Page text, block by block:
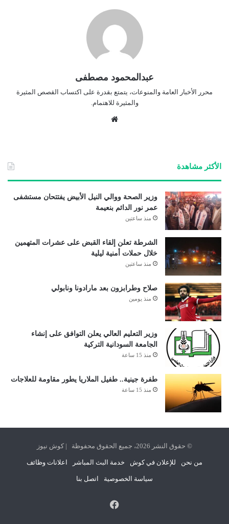
عبدالمحمود مصطفى
محرر الأخبار العامة والمنوعات، يتمتع بقدرة على اكتساب القصص المثيرة
والمثيرة للاهتمام.
الأكثر مشاهدة
وزير الصحة ووالي النيل الأبيض يفتتحان مستشفى
عمر نور الدائم بنعيمة
منذ ساعتين
الشرطة تعلن إلقاء القبض على عشرات المتهمين
خلال حملات أمنية ليلية
منذ ساعتين
صلاح وطرابزون بعد مارادونا ونابولي
منذ يومين
وزير التعليم العالي يعلن التوافق على إنشاء
الجامعة السودانية التركية
منذ 15 ساعة
طفرة جينية.. طفيل الملاريا يطور مقاومة للعلاجات
منذ 15 ساعة
© حقوق النشر 2026، جميع الحقوق محفوظة | كوش نيوز
من نحن للإعلان في كوش خدمة البث المباشر اعلانات وظائف
سياسة الخصوصية اتصل بنا